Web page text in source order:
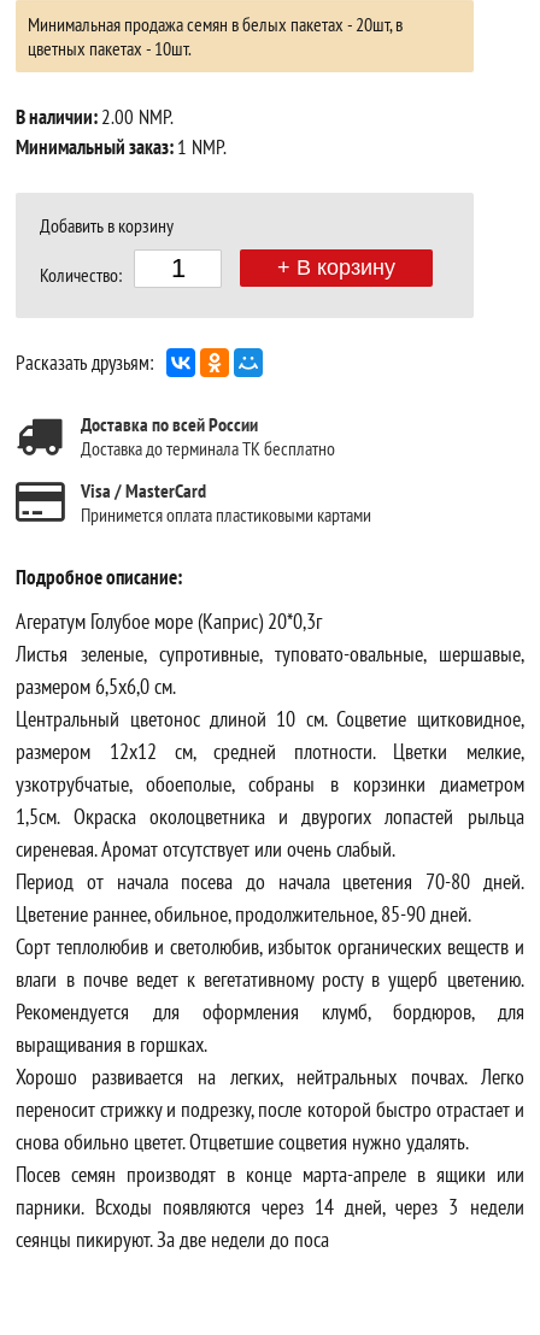
Минимальная продажа семян в белых пакетах - 20шт, в
цветных пакетах - 10шт.
В наличии:2.00 NMP.
Минимальный заказ:1 NMP.
Добавить в корзину
Количество: + В корзину
Расказать друзьям:
Доставка по всей России
Доставка до терминала ТК бесплатно
Visa / MasterCard
Принимется оплата пластиковыми картами
Подробное описание:
Агератум Голубое море (Каприс) 20*0,3г
Листья зеленые, супротивные, туповато-овальные, шершавые,
размером 6,5х6,0 см.
Центральный цветонос длиной 10 см. Соцветие щитковидное,
размером 12х12 см, средней плотности. Цветки мелкие,
узкотрубчатые, обоеполые, собраны в корзинки диаметром
1,5см. Окраска околоцветника и двурогих лопастей рыльца
сиреневая. Аромат отсутствует или очень слабый.
Период от начала посева до начала цветения 70-80 дней.
Цветение раннее, обильное, продолжительное, 85-90 дней.
Сорт теплолюбив и светолюбив, избыток органических веществ и
влаги в почве ведет к вегетативному росту в ущерб цветению.
Рекомендуется для оформления клумб, бордюров, для
выращивания в горшках.
Хорошо развивается на легких, нейтральных почвах. Легко
переносит стрижку и подрезку, после которой быстро отрастает и
снова обильно цветет. Отцветшие соцветия нужно удалять.
Посев семян производят в конце марта-апреле в ящики или
парники. Всходы появляются через 14 дней, через 3 недели
сеянцы пикируют. За две недели до поса